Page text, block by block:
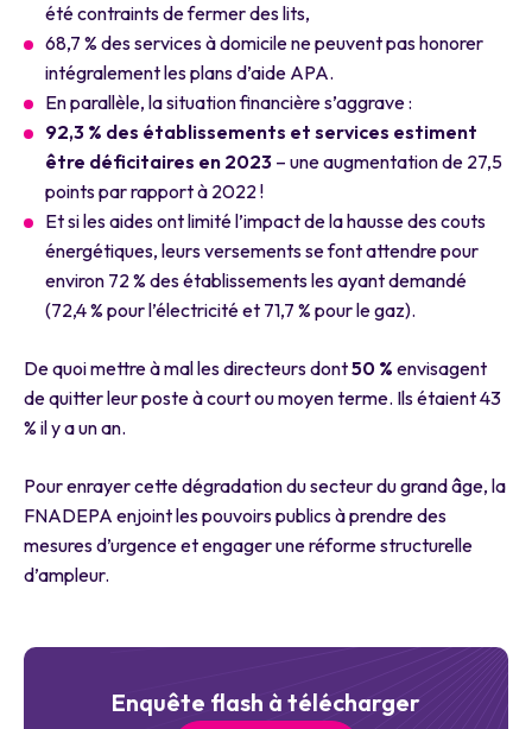
été contraints de fermer des lits,
68,7 % des services à domicile ne peuvent pas honorer
intégralement les plans d’aide APA.
En parallèle, la situation financière s’aggrave :
92,3 % des établissements et services estiment
être déficitaires en 2023 – une augmentation de 27,5
points par rapport à 2022 !
Et si les aides ont limité l’impact de la hausse des couts
énergétiques, leurs versements se font attendre pour
environ 72 % des établissements les ayant demandé
(72,4 % pour l’électricité et 71,7 % pour le gaz).
De quoi mettre à mal les directeurs dont50 % envisagent
de quitter leur poste à court ou moyen terme. Ils étaient 43
% il y a un an.
Pour enrayer cette dégradation du secteur du grand âge, la
FNADEPA enjoint les pouvoirs publics à prendre des
mesures d’urgence et engager une réforme structurelle
d’ampleur.
Enquête flash à télécharger